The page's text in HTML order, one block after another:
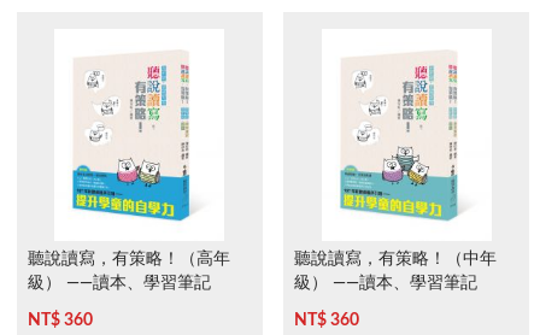
聽說讀寫，有策略！（高年
級） ——讀本、學習筆記
NT$ 360
聽說讀寫，有策略！（中年
級） ——讀本、學習筆記
NT$ 360